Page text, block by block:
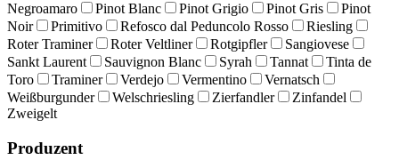
Negroamaro
Pinot Blanc Pinot Grigio Pinot Gris
Pinot
Noir
Primitivo Refosco dal Peduncolo Rosso
Riesling
Roter Traminer
Roter Veltliner Rotgipfler
Sangiovese
Sankt Laurent
Sauvignon Blanc Syrah Tannat
Tinta de
Toro
Traminer Verdejo Vermentino
Vernatsch
Weißburgunder
Welschriesling Zierfandler
Zinfandel
Zweigelt
Produzent